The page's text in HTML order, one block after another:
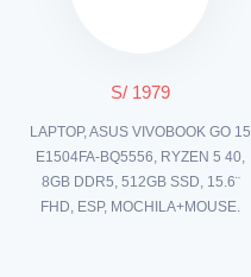
S/ 1979
LAPTOP, ASUS VIVOBOOK GO 15
E1504FA-BQ5556, RYZEN 5 40,
8GB DDR5, 512GB SSD, 15.6¨
FHD, ESP, MOCHILA+MOUSE.